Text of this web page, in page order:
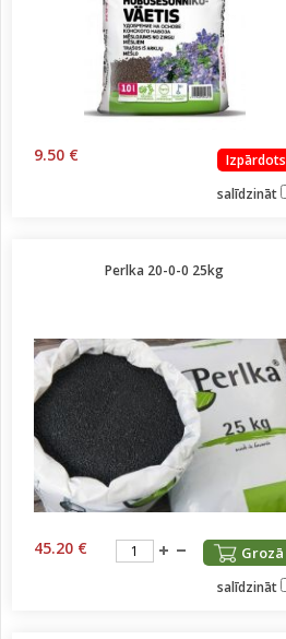
9.50 €
Izpārdots
salīdzināt
Perlka 20-0-0 25kg
45.20 € Grozā
salīdzināt